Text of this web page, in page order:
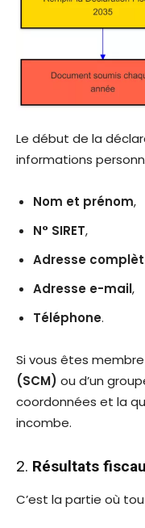
Le début de la
informations
Nom et prénom,
N° SIRET,
Adresse
Adresse e-mail,
Téléphone.
Si vous êtes membre
(SCM) ou d’un
coordonnées et la
incombe.
2. Résultats
C’est la partie où